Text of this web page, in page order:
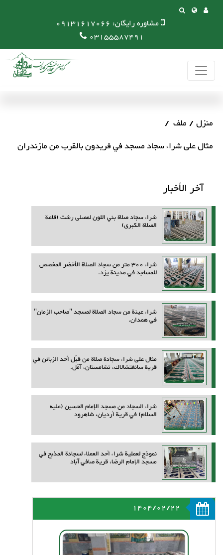
مشاوره رایگان: 09131617066
03155587491
منزل
ملف
مثال على شراء سجاد مسجد في فريدون بالقرب من مازندران
آخر الأخبار
شراء سجاد صلاة بني اللون لمصلى رشت (قاعة
الصلاة الكبرى)
شراء 300 متر من سجاد الصلاة الأخضر المخصص
للمساجد في مدينة يزد.
شراء عينة من سجاد الصلاة لمسجد "صاحب الزمان"
في همدان.
مثال على شراء سجادة صلاة من قِبَل أحد الزبائن في
قرية سانغتشالاك، تشامستان، آمل.
شراء السجاد من مسجد الإمام الحسين (عليه
السلام) في قرية أرديان، شاهرود
نموذج لعملية شراء أحد العملاء لسجادة المذبح في
مسجد الإمام الرضا، قرية صافي آباد
1404/02/22